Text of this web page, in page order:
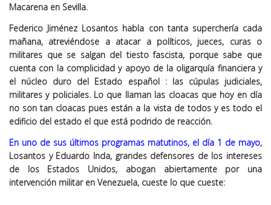
Macarena en Sevilla.
Federico Jiménez Losantos habla con tanta superchería cada
mañana, atreviéndose a atacar a políticos, jueces, curas o
militares que se salgan del tiesto fascista, porque sabe que
cuenta con la complicidad y apoyo de la oligarquía financiera y
el núcleo duro del Estado español : las cúpulas judiciales,
militares y policiales. Lo que llaman las cloacas que hoy en día
no son tan cloacas pues están a la vista de todos y es todo el
edificio del estado el que está podrido de reacción.
En uno de sus últimos programas matutinos, el día 1 de mayo,
Losantos y Eduardo Inda, grandes defensores de los intereses
de los Estados Unidos, abogan abiertamente por una
intervención militar en Venezuela, cueste lo que cueste: